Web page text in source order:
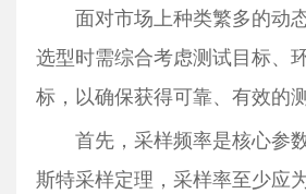
面对市场上种类繁多的动
选型时需综合考虑测试目标、
标，以确保获得可靠、有效的
首先，采样频率是核心参
斯特采样定理，采样率至少应